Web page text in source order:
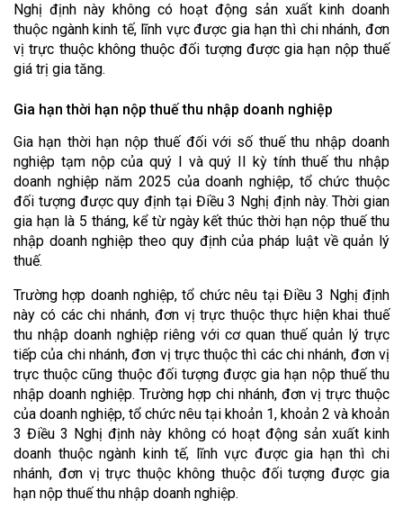
Nghị định này không có hoạt động sản xuất kinh doanh
thuộc ngành kinh tế, lĩnh vực được gia hạn thì chi nhánh, đơn
vị trực thuộc không thuộc đối tượng được gia hạn nộp thuế
giá trị gia tăng.
Gia hạn thời hạn nộp thuế thu nhập doanh nghiệp
Gia hạn thời hạn nộp thuế đối với số thuế thu nhập doanh
nghiệp tạm nộp của quý I và quý II kỳ tính thuế thu nhập
doanh nghiệp năm 2025 của doanh nghiệp, tổ chức thuộc
đối tượng được quy định tại Điều 3 Nghị định này. Thời gian
gia hạn là 5 tháng, kể từ ngày kết thúc thời hạn nộp thuế thu
nhập doanh nghiệp theo quy định của pháp luật về quản lý
thuế.
Trường hợp doanh nghiệp, tổ chức nêu tại Điều 3 Nghị định
này có các chi nhánh, đơn vị trực thuộc thực hiện khai thuế
thu nhập doanh nghiệp riêng với cơ quan thuế quản lý trực
tiếp của chi nhánh, đơn vị trực thuộc thì các chi nhánh, đơn vị
trực thuộc cũng thuộc đối tượng được gia hạn nộp thuế thu
nhập doanh nghiệp. Trường hợp chi nhánh, đơn vị trực thuộc
của doanh nghiệp, tổ chức nêu tại khoản 1, khoản 2 và khoản
3 Điều 3 Nghị định này không có hoạt động sản xuất kinh
doanh thuộc ngành kinh tế, lĩnh vực được gia hạn thì chi
nhánh, đơn vị trực thuộc không thuộc đối tượng được gia
hạn nộp thuế thu nhập doanh nghiệp.